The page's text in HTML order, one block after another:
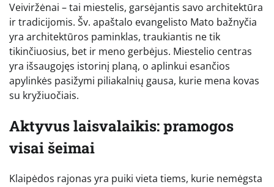
Veiviržėnai – tai miestelis, garsėjantis savo architektūra
ir tradicijomis. Šv. apaštalo evangelisto Mato bažnyčia
yra architektūros paminklas, traukiantis ne tik
tikinčiuosius, bet ir meno gerbėjus. Miestelio centras
yra išsaugojęs istorinį planą, o aplinkui esančios
apylinkės pasižymi piliakalnių gausa, kurie mena kovas
su kryžiuočiais.
Aktyvus laisvalaikis: pramogos
visai šeimai
Klaipėdos rajonas yra puiki vieta tiems, kurie nemėgsta